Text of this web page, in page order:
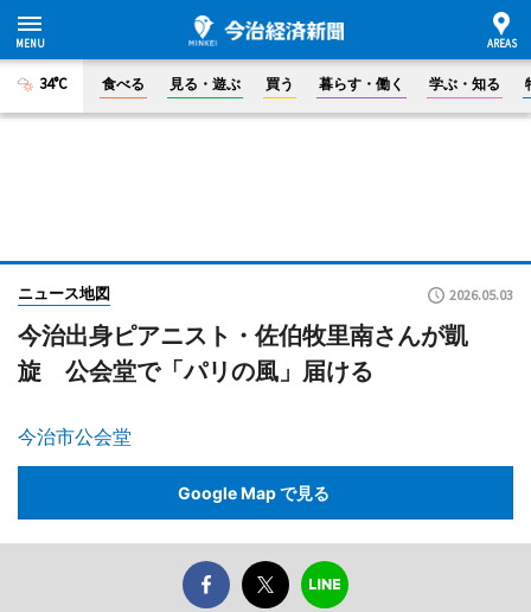
34°C 食べる 見る・遊ぶ 買う 暮らす・働く 学ぶ・知る
ニュース地図 2026.05.03
今治出身ピアニスト・佐伯牧里南さんが凱
旋 公会堂で「パリの風」届ける
今治市公会堂
Google Map で見る